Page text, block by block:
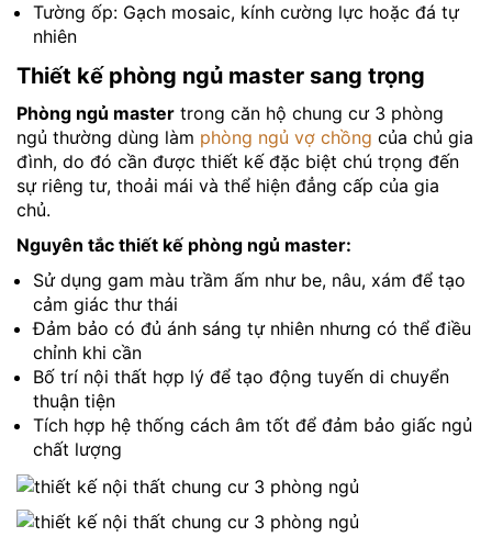
Tường ốp: Gạch mosaic, kính cường lực hoặc đá tự
nhiên
Thiết kế phòng ngủ master sang trọng
Phòng ngủ master trong căn hộ chung cư 3 phòng
ngủ thường dùng làm phòng ngủ vợ chồng của chủ gia
đình, do đó cần được thiết kế đặc biệt chú trọng đến
sự riêng tư, thoải mái và thể hiện đẳng cấp của gia
chủ.
Nguyên tắc thiết kế phòng ngủ master:
Sử dụng gam màu trầm ấm như be, nâu, xám để tạo
cảm giác thư thái
Đảm bảo có đủ ánh sáng tự nhiên nhưng có thể điều
chỉnh khi cần
Bố trí nội thất hợp lý để tạo động tuyến di chuyển
thuận tiện
Tích hợp hệ thống cách âm tốt để đảm bảo giấc ngủ
chất lượng